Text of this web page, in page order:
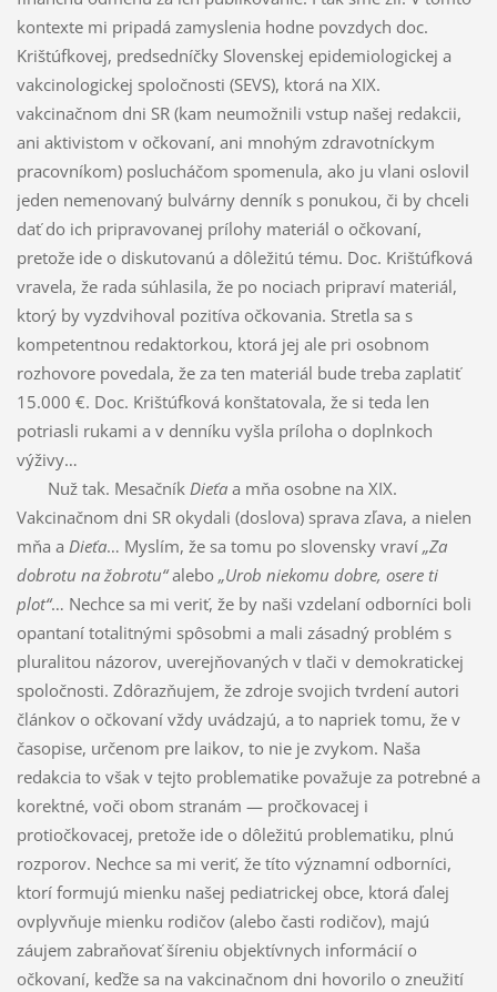
kontexte mi pripadá zamyslenia hodne povzdych doc.
Krištúfkovej, predsedníčky Slovenskej epidemiologickej a
vakcinologickej spoločnosti (SEVS), ktorá na XIX.
vakcinačnom dni SR (kam neumožnili vstup našej redakcii,
ani aktivistom v očkovaní, ani mnohým zdravotníckym
pracovníkom) poslucháčom spomenula, ako ju vlani oslovil
jeden nemenovaný bulvárny denník s ponukou, či by chceli
dať do ich pripravovanej prílohy materiál o očkovaní,
pretože ide o diskutovanú a dôležitú tému. Doc. Krištúfková
vravela, že rada súhlasila, že po nociach pripraví materiál,
ktorý by vyzdvihoval pozitíva očkovania. Stretla sa s
kompetentnou redaktorkou, ktorá jej ale pri osobnom
rozhovore povedala, že za ten materiál bude treba zaplatiť
15.000 €. Doc. Krištúfková konštatovala, že si teda len
potriasli rukami a v denníku vyšla príloha o doplnkoch
výživy…
Nuž tak. Mesačník Dieťaa mňa osobne na XIX.
Vakcinačnom dni SR okydali (doslova) sprava zľava, a nielen
mňa a Dieťa… Myslím, že sa tomu po slovensky vraví „Za
dobrotu na žobrotu“alebo „Urob niekomu dobre, osere ti
plot“… Nechce sa mi veriť, že by naši vzdelaní odborníci boli
opantaní totalitnými spôsobmi a mali zásadný problém s
pluralitou názorov, uverejňovaných v tlači v demokratickej
spoločnosti. Zdôrazňujem, že zdroje svojich tvrdení autori
článkov o očkovaní vždy uvádzajú, a to napriek tomu, že v
časopise, určenom pre laikov, to nie je zvykom. Naša
redakcia to však v tejto problematike považuje za potrebné a
korektné, voči obom stranám — pročkovacej i
protiočkovacej, pretože ide o dôležitú problematiku, plnú
rozporov. Nechce sa mi veriť, že títo významní odborníci,
ktorí formujú mienku našej pediatrickej obce, ktorá ďalej
ovplyvňuje mienku rodičov (alebo časti rodičov), majú
záujem zabraňovať šíreniu objektívnych informácií o
očkovaní, keďže sa na vakcinačnom dni hovorilo o zneužití